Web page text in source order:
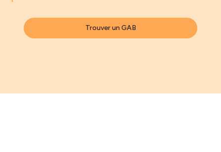
Trouver un GAB